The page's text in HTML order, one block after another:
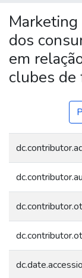
dos
em
clubes